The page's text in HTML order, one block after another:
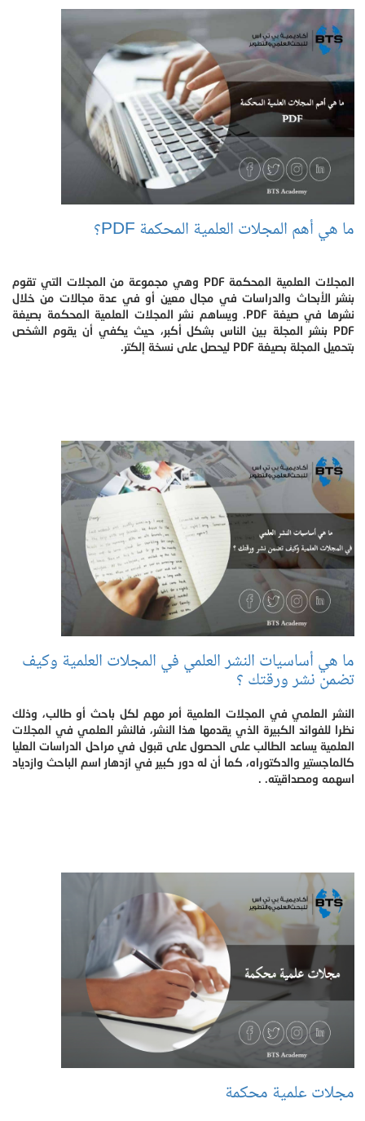
ما هي أهم المجلات العلمية المحكمة PDF؟
المجلات العلمية المحكمة PDF وهي مجموعة من المجلات التي تقوم
بنشر الأبحاث والدراسات في مجال معين أو في عدة مجالات من خلال
نشرها في صيغة PDF. ويساهم نشر المجلات العلمية المحكمة بصيغة
PDF بنشر المجلة بين الناس بشكل أكبر، حيث يكفي أن يقوم الشخص
بتحميل المجلة بصيغة PDF ليحصل على نسخة إلكتر.
ما هي أساسيات النشر العلمي في المجلات العلمية وكيف
تضمن نشر ورقتك ؟
النشر العلمي في المجلات العلمية أمر مهم لكل باحث أو طالب، وذلك
نظرا للفوائد الكبيرة الذي يقدمها هذا النشر، فالنشر العلمي في المجلات
العلمية يساعد الطالب على الحصول على قبول في مراحل الدراسات العليا
كالماجستير والدكتوراه، كما أن له دور كبير في ازدهار اسم الباحث وازدياد
اسهمه ومصداقيته. .
مجلات علمية محكمة